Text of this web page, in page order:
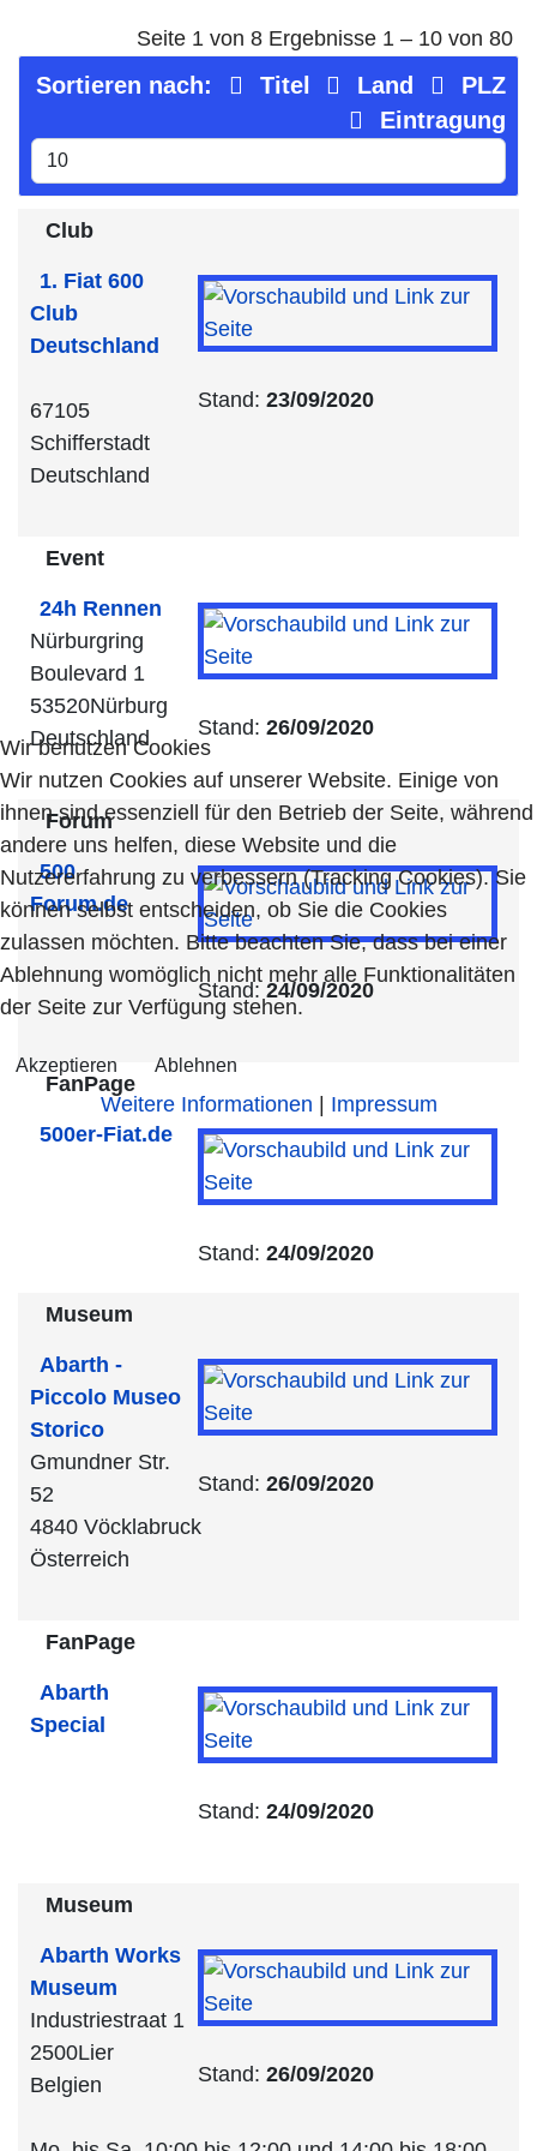
Seite 1 von 8 Ergebnisse 1 – 10 von 80
Sortieren nach: Titel Land
PLZ
Eintragung
Club
Stand: 23/09/2020
1. Fiat 600
Club
Deutschland
67105
Schifferstadt
Deutschland
Event
Stand: 26/09/2020
24h Rennen
Nürburgring
Boulevard 1
53520Nürburg
Deutschland
Forum
Stand:24/09/2020
500
Forum.de
FanPage
Stand: 24/09/2020
500er-Fiat.de
Museum
Stand: 26/09/2020
Abarth -
Piccolo Museo
Storico
Gmundner Str.
52
4840 Vöcklabruck
Österreich
FanPage
Stand: 24/09/2020
Abarth
Special
Museum
Stand: 26/09/2020
Abarth Works
Museum
Industriestraat 1
2500Lier
Belgien
Wir benutzen Cookies
Wir nutzen Cookies auf unserer Website. Einige von
ihnen sind essenziell für den Betrieb der Seite, während
andere uns helfen, diese Website und die
Nutzererfahrung zu verbessern (Tracking Cookies). Sie
können selbst entscheiden, ob Sie die Cookies
zulassen möchten. Bitte beachten Sie, dass bei einer
Ablehnung womöglich nicht mehr alle Funktionalitäten
der Seite zur Verfügung stehen.
Akzeptieren Ablehnen
Weitere Informationen | Impressum